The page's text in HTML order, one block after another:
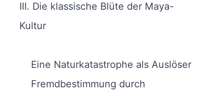
III. Die klassische Blüte der Maya-
Kultur
Eine Naturkatastrophe als Auslöser
Fremdbestimmung durch